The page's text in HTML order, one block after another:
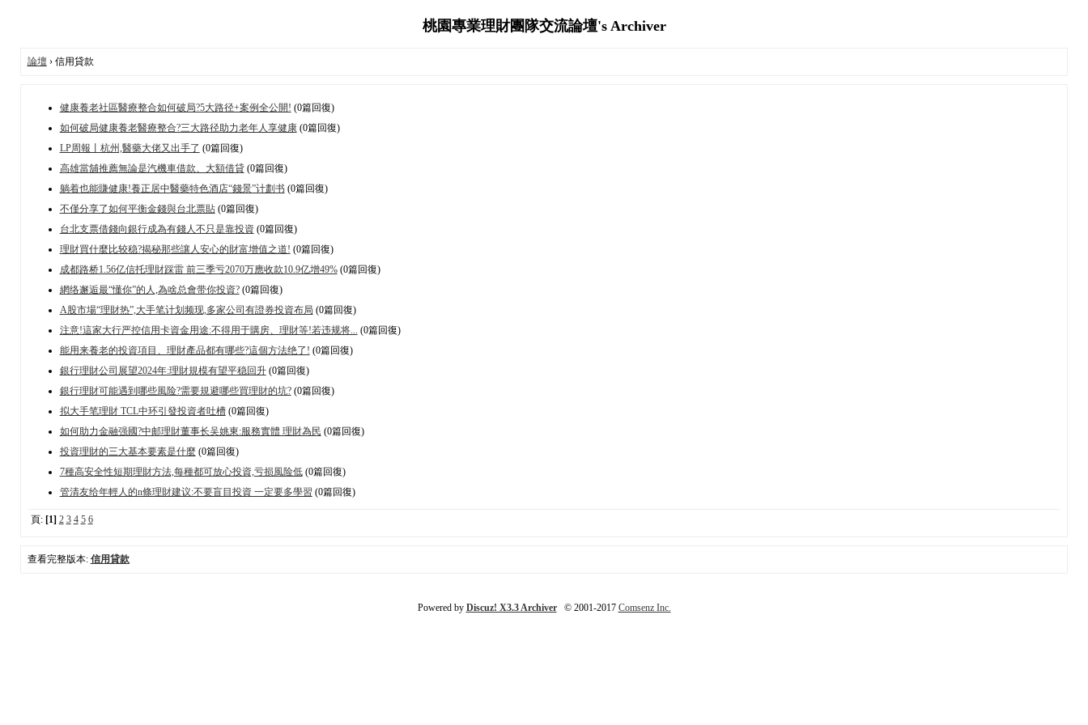
桃園專業理財團隊交流論壇's Archiver
論壇› 信用貸款
健康養老社區醫療整合如何破局?5大路径+案例全公開! (0篇回復)
如何破局健康養老醫療整合?三大路径助力老年人享健康(0篇回復)
LP周報丨杭州,醫藥大佬又出手了 (0篇回復)
高雄當舖推薦無論是汽機車借款、大額借貸(0篇回復)
躺着也能賺健康!養正居中醫藥特色酒店“錢景”计劃书(0篇回復)
不僅分享了如何平衡金錢與台北票貼(0篇回復)
台北支票借錢向銀行成為有錢人不只是靠投資(0篇回復)
理財買什麼比较稳?揭秘那些讓人安心的財富增值之道! (0篇回復)
成都路桥1.56亿信托理財踩雷 前三季亏2070万應收款10.9亿增49%(0篇回復)
網络邂逅最“懂你”的人,為啥总會带你投資?(0篇回復)
A股市場“理財热”,大手笔计划频现,多家公司有證券投資布局 (0篇回復)
注意!這家大行严控信用卡資金用途:不得用于購房、理財等!若违规将... (0篇回復)
能用来養老的投資項目、理財產品都有哪些?這個方法绝了! (0篇回復)
銀行理財公司展望2024年:理財規模有望平稳回升(0篇回復)
銀行理財可能遇到哪些風险?需要規避哪些買理財的坑?(0篇回復)
拟大手笔理財 TCL中环引發投資者吐槽(0篇回復)
如何助力金融强國?中邮理財董事长吴姚東:服務實體 理財為民 (0篇回復)
投資理財的三大基本要素是什麼(0篇回復)
7種高安全性短期理財方法,每種都可放心投資,亏损風险低(0篇回復)
管清友给年輕人的n條理財建议:不要盲目投資 一定要多學習 (0篇回復)
頁: [1] 2 3 4 5 6
查看完整版本: 信用貸款
Powered by Discuz! X3.3 Archiver© 2001-2017 Comsenz Inc.